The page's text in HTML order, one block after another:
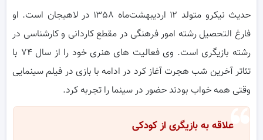
حدیث نیکرو متولد ۱۲ اردیبهشت‌ماه ۱۳۵۸ در لاهیجان است. او
فارغ التحصیل رشته امور فرهنگی در مقطع کاردانی و کارشناسی در
رشته بازیگری است. وی فعالیت های هنری خود را از سال ۷۴ با
تئاتر آخرین شب هجرت آغاز کرد در ادامه با بازی در فیلم سینمایی
وقتی همه خواب بودند حضور در سینما را تجربه کرد.
علاقه به بازیگری از کودکی